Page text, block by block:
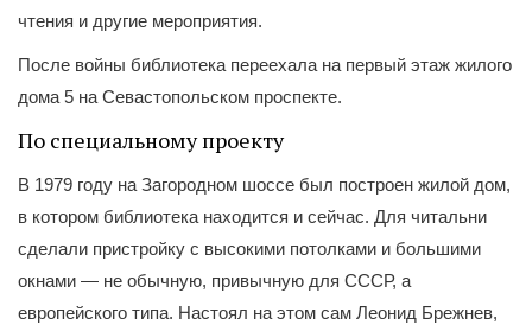
чтения и другие мероприятия.
После войны библиотека переехала на первый этаж жилого
дома 5 на Севастопольском проспекте.
По специальному проекту
В 1979 году на Загородном шоссе был построен жилой дом,
в котором библиотека находится и сейчас. Для читальни
сделали пристройку с высокими потолками и большими
окнами — не обычную, привычную для СССР, а
европейского типа. Настоял на этом сам Леонид Брежнев,